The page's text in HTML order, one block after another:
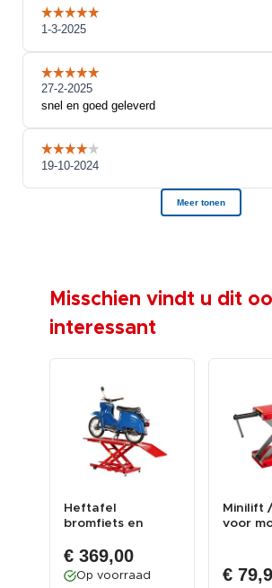
Misschien vindt u dit
interessant
Heftafel
bromfiets en
hydraulisch rood
€ 369,00
Op voorraad
Minilift
voor
€